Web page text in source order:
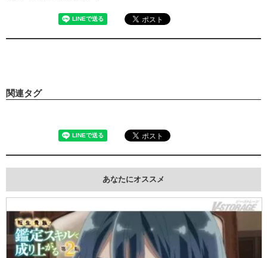
関連タグ
あなたにオススメ